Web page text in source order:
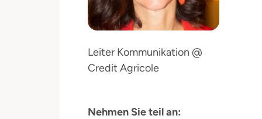
Leiter Kommunikation @
Credit Agricole
Nehmen Sie teil an: